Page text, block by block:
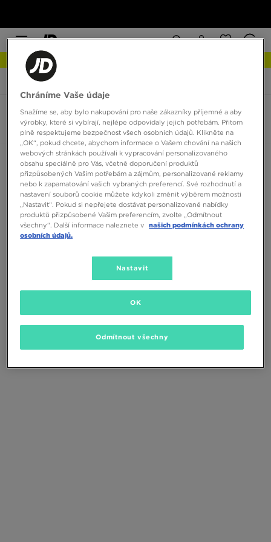
JD Sports Nike Air Max Bella Trainer 4
Nike Air Max Bella Trainer 4
0 produktů
Seřadit:Doporučené Filtrovat
Žádné produkty k zobrazení
Změňte kritéria vyhledávání nebo
odstraňte vybrané filtry
Chráníme Vaše údaje
Snažíme se, aby bylo nakupování pro naše zákazníky příjemné a aby
výrobky, které si vybírají, nejlépe odpovídaly jejich potřebám. Přitom
plně respektujeme bezpečnost všech osobních údajů. Klikněte na
„OK“, pokud chcete, abychom informace o Vašem chování na našich
webových stránkách používali k vypracování personalizovaného
obsahu speciálně pro Vás, včetně doporučení produktů
přizpůsobených Vašim potřebám a zájmům, personalizované reklamy
nebo k zapamatování vašich vybraných preferencí. Své rozhodnutí a
nastavení souborů cookie můžete kdykoli změnit výběrem možnosti
„Nastavit“. Pokud si nepřejete dostávat personalizované nabídky
produktů přizpůsobené Vašim preferencím, zvolte „Odmítnout
všechny“. Další informace naleznete v našich podmínkách ochrany
osobních údajů.
Nastavit
Odmítnout všechny
OK